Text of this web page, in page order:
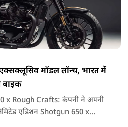
मॉडल लॉन्च, भारत में
बाइक
x Rough Crafts: कंपनी ने अपनी
एडिशन Shotgun 650 x